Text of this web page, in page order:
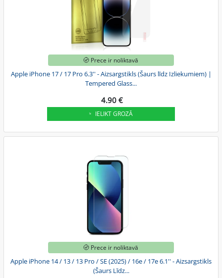
Prece ir noliktavā
Apple iPhone 17 / 17 Pro 6.3'' - Aizsargstikls (Šaurs līdz Izliekumiem) |
Tempered Glass...
4.90 €
IELIKT GROZĀ
Prece ir noliktavā
Apple iPhone 14 / 13 / 13 Pro / SE (2025) / 16e / 17e 6.1'' - Aizsargstikls
(Šaurs Līdz...